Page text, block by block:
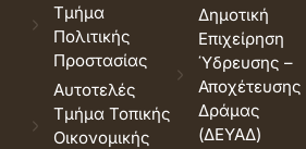
Τμήμα
Πολιτικής
Προστασίας
Αυτοτελές
Τμήμα Τοπικής
Οικονομικής
Δημοτική
Επιχείρηση
Ύδρευσης –
Αποχέτευσης
Δράμας
(ΔΕΥΑΔ)